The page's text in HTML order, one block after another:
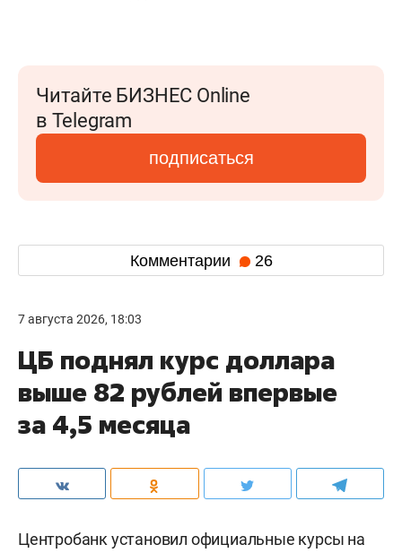
Читайте БИЗНЕС Online
в Telegram
подписаться
Комментарии 26
7 августа 2026, 18:03
ЦБ поднял курс доллара
выше 82 рублей впервые
за 4,5 месяца
Центробанк установил официальные курсы на